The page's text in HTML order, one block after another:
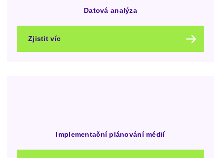
Datová analýza
Zjistit víc
Implementační plánování médií